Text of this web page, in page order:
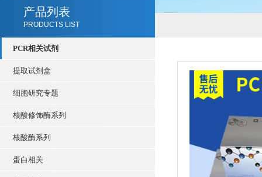
产品列表
PRODUCTS LIST
PCR相关试剂
提取试剂盒
细胞研究专题
核酸修饰酶系列
核酸酶系列
蛋白相关